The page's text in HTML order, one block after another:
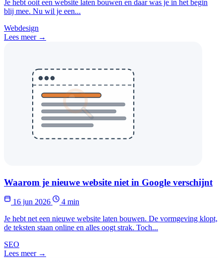
Je hebt ooit een website laten bouwen en daar was je in het begin
blij mee. Nu wil je een...
Webdesign
Lees meer →
Waarom je nieuwe website niet in Google verschijnt
16 jun 2026
4 min
Je hebt net een nieuwe website laten bouwen. De vormgeving klopt,
de teksten staan online en alles oogt strak. Toch...
SEO
Lees meer →